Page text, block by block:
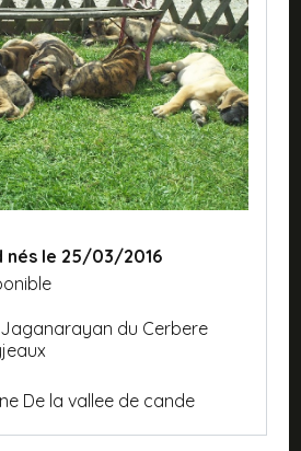
nés le 25/03/2016
Jaganarayan du Cerbere
De la vallee de cande